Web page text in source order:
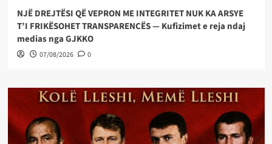
NJË DREJTËSI QË VEPRON ME INTEGRITET NUK KA ARSYE
T’I FRIKËSOHET TRANSPARENCËS — Kufizimet e reja ndaj
medias nga GJKKO
07/08/2026 0